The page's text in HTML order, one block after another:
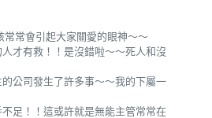
常會引起大家關愛的眼神～～
才有救！！是沒錯啦～～死人和沒
公司發生了許多事～～我的下屬一
足！！這或許就是無能主管常常在